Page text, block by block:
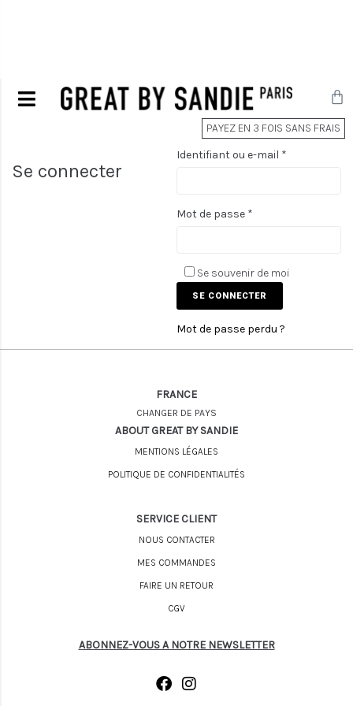
PAYEZ EN 3 FOIS SANS FRAIS
Se connecter
Identifiant ou e-mail *
Mot de passe *
Se souvenir de moi
SE CONNECTER
Mot de passe perdu ?
FRANCE
CHANGER DE PAYS
ABOUT GREAT BY SANDIE
MENTIONS LÉGALES
POLITIQUE DE CONFIDENTIALITÉS
SERVICE CLIENT
NOUS CONTACTER
MES COMMANDES
FAIRE UN RETOUR
CGV
ABONNEZ-VOUS A NOTRE NEWSLETTER